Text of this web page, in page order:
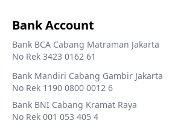
Bank Account
Bank BCA Cabang Matraman Jakarta
No Rek 3423 0162 61
Bank Mandiri Cabang Gambir Jakarta
No Rek 1190 0800 0012 6
Bank BNI Cabang Kramat Raya
No Rek 001 053 405 4